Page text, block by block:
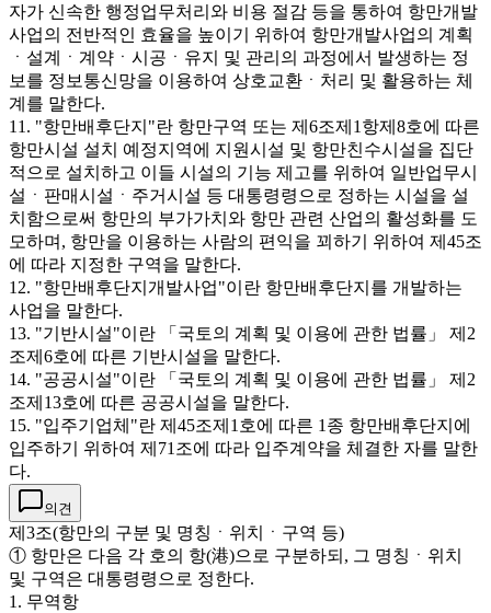
자가 신속한 행정업무처리와 비용 절감 등을 통하여 항만개발
사업의 전반적인 효율을 높이기 위하여 항만개발사업의 계획
ㆍ설계ㆍ계약ㆍ시공ㆍ유지 및 관리의 과정에서 발생하는 정
보를 정보통신망을 이용하여 상호교환ㆍ처리 및 활용하는 체
계를 말한다.
11. "항만배후단지"란 항만구역 또는 제6조제1항제8호에 따른
항만시설 설치 예정지역에 지원시설 및 항만친수시설을 집단
적으로 설치하고 이들 시설의 기능 제고를 위하여 일반업무시
설ㆍ판매시설ㆍ주거시설 등 대통령령으로 정하는 시설을 설
치함으로써 항만의 부가가치와 항만 관련 산업의 활성화를 도
모하며, 항만을 이용하는 사람의 편익을 꾀하기 위하여 제45조
에 따라 지정한 구역을 말한다.
12. "항만배후단지개발사업"이란 항만배후단지를 개발하는
사업을 말한다.
13. "기반시설"이란 「국토의 계획 및 이용에 관한 법률」 제2
조제6호에 따른 기반시설을 말한다.
14. "공공시설"이란 「국토의 계획 및 이용에 관한 법률」 제2
조제13호에 따른 공공시설을 말한다.
15. "입주기업체"란 제45조제1호에 따른 1종 항만배후단지에
입주하기 위하여 제71조에 따라 입주계약을 체결한 자를 말한
다.
의견
제3조(항만의 구분 및 명칭ㆍ위치ㆍ구역 등)
① 항만은 다음 각 호의 항(港)으로 구분하되, 그 명칭ㆍ위치
및 구역은 대통령령으로 정한다.
1. 무역항